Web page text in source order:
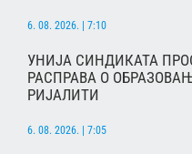
6. 08. 2026. | 7:10
УНИЈА СИНДИКАТА
РАСПРАВА О
РИЈАЛИТИ
6. 08. 2026. | 7:05